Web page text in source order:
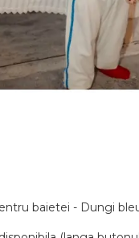
baietei - Dungi